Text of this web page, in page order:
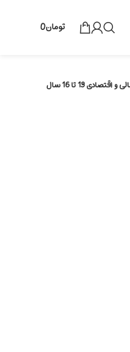
تومان0
13 تا 16 سال